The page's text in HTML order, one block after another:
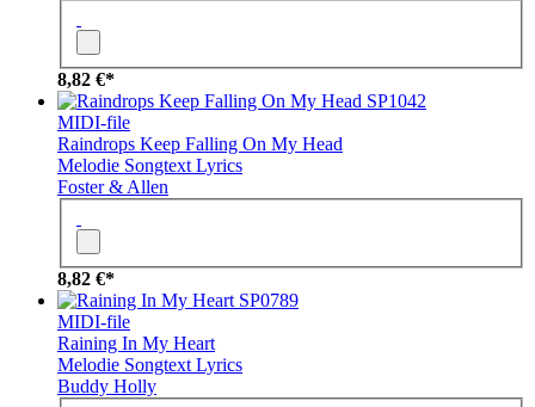
8,82 €*
SP1042
MIDI-file
Raindrops Keep Falling On My Head
Melodie Songtext Lyrics
Foster & Allen
8,82 €*
SP0789
MIDI-file
Raining In My Heart
Melodie Songtext Lyrics
Buddy Holly